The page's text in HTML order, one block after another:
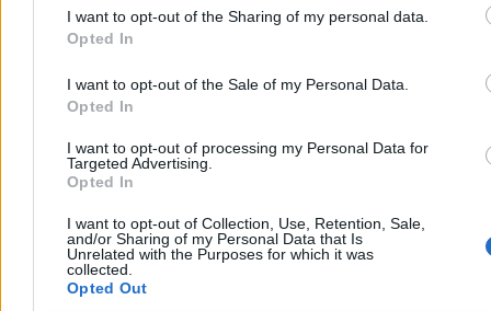
I want to opt-out of the Sharing of my personal data.
Opted In
I want to opt-out of the Sale of my Personal Data.
Opted In
I want to opt-out of processing my Personal Data for
Targeted Advertising.
Opted In
I want to opt-out of Collection, Use, Retention, Sale,
and/or Sharing of my Personal Data that Is
Unrelated with the Purposes for which it was
collected.
Opted Out
Reklama
Reklama